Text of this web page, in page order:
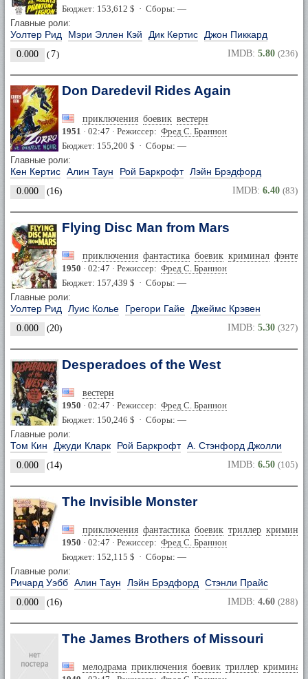
Бюджет: 153,612 $ · Сборы: —
Главные роли:
Уолтер Рид Мэри Эллен Кэй Дик Кертис Джон Пиккард
0.000 ( 7) IMDB: 5.80 (236)
Don Daredevil Rides Again
приключения боевик вестерн
1951 · 02:47 · Режиссер: Фред С. Браннон
Бюджет: 155,200 $ · Сборы: —
Главные роли:
Кен Кертис Алин Таун Рой Баркрофт Лэйн Брэдфорд
0.000 (16) IMDB: 6.40 (83)
Flying Disc Man from Mars
приключения фантастика боевик криминал фэнтези
1950 · 02:47 · Режиссер: Фред С. Браннон
Бюджет: 157,439 $ · Сборы: —
Главные роли:
Уолтер Рид Луис Колье Грегори Гайе Джеймс Крэвен
0.000 (20) IMDB: 5.30 (327)
Desperadoes of the West
вестерн
1950 · 02:47 · Режиссер: Фред С. Браннон
Бюджет: 150,246 $ · Сборы: —
Главные роли:
Том Кин Джуди Кларк Рой Баркрофт А. Стэнфорд Джолли
0.000 (14) IMDB: 6.50 (105)
The Invisible Monster
приключения фантастика боевик триллер криминал
1950 · 02:47 · Режиссер: Фред С. Браннон
Бюджет: 152,115 $ · Сборы: —
Главные роли:
Ричард Уэбб Алин Таун Лэйн Брэдфорд Стэнли Прайс
0.000 (16) IMDB: 4.60 (288)
The James Brothers of Missouri
мелодрама приключения боевик триллер криминал